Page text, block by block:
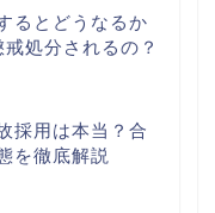
るとどうなるか
処分されるの？
採用は本当？合
を徹底解説